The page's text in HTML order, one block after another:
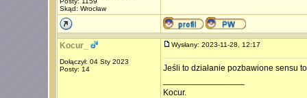
Skąd: Wrocław
Kocur_
Dołączył: 04 Sty 2023
Posty: 14
Wysłany: 2023-11-28, 12:17
Jeśli to działanie pozbawione sensu
Kocur.